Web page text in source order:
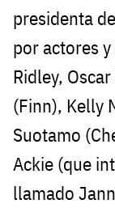
presidenta
por actores
Ridley,
(Finn), Kelly
Suotamo
Ackie (que
llamado